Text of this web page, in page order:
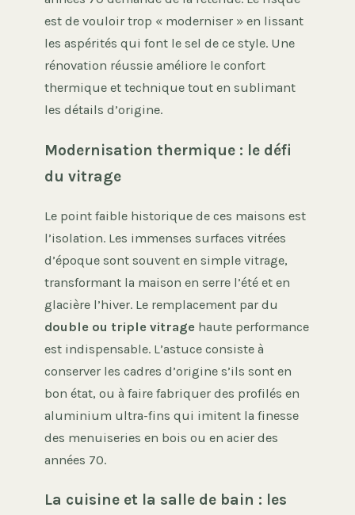
est de vouloir trop « moderniser » en lissant
les aspérités qui font le sel de ce style. Une
rénovation réussie améliore le confort
thermique et technique tout en sublimant
les détails d’origine.
Modernisation thermique : le défi
du vitrage
Le point faible historique de ces maisons est
l’isolation. Les immenses surfaces vitrées
d’époque sont souvent en simple vitrage,
transformant la maison en serre l’été et en
glacière l’hiver. Le remplacement par du
double ou triple vitrage haute performance
est indispensable. L’astuce consiste à
conserver les cadres d’origine s’ils sont en
bon état, ou à faire fabriquer des profilés en
aluminium ultra-fins qui imitent la finesse
des menuiseries en bois ou en acier des
années 70.
La cuisine et la salle de bain : les